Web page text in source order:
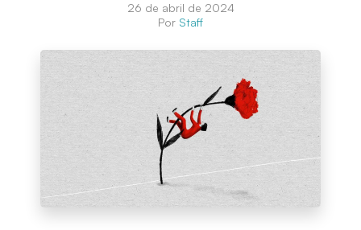
26 de abril de 2024
Por Staff